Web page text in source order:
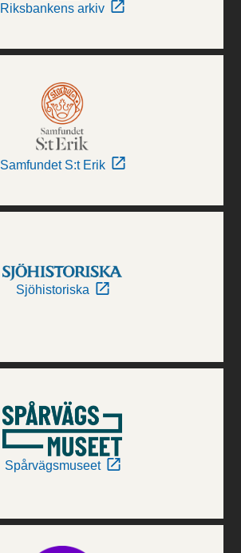
Riksbankens arkiv
Samfundet S:t Erik
Sjöhistoriska
Spårvägsmuseet